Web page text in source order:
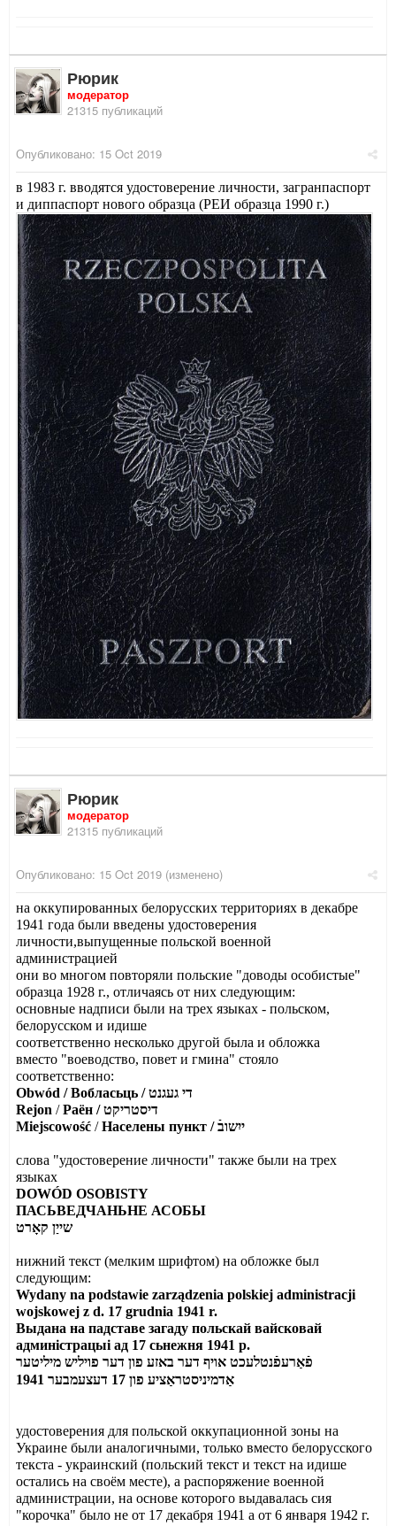
Рюрик
модератор
21315 публикаций
Опубликовано: 15 Oct 2019
в 1983 г. вводятся удостоверение личности, загранпаспорт
и диппаспорт нового образца (РЕИ образца 1990 г.)
Рюрик
модератор
21315 публикаций
Опубликовано: 15 Oct 2019 (изменено)
на оккупированных белорусских территориях в декабре
1941 года были введены удостоверения
личности,выпущенные польской военной
администрацией
они во многом повторяли польские "доводы особистые"
образца 1928 г., отличаясь от них следующим:
основные надписи были на трех языках - польском,
белорусском и идише
соответственно несколько другой была и обложка
вместо "воеводство, повет и гмина" стояло
соответственно:
Obwód / Вобласьць /די געגנט
Rejon /Раён /דיסטריקט
Miejscowość /Населены пункт / ייִשובֿ
слова "удостоверение личности" также были на трех
языках
DOWÓD OSOBISTY
ПАСЬВЕДЧАНЬНЕ АСОБЫ
שייַן קאָרט
нижний текст (мелким шрифтом) на обложке был
следующим:
Wydany na podstawie zarządzenia polskiej administracji
wojskowej z d. 17 grudnia 1941 r.
Выдана на падставе загаду польскай вайсковай
админiстрацыi ад 17 сьнежня 1941 р.
פֿאַרעפֿנטלעכט אויף דער באזע פון דער פויליש מיליטער
אַדמיניסטראַציע פון 17 דעצעמבער
1941
удостоверения для польской оккупационной зоны на
Украине были аналогичными, только вместо белорусского
текста - украинский (польский текст и текст на идише
остались на своём месте), а распоряжение военной
администрации, на основе которого выдавалась сия
"корочка" было не от 17 декабря 1941 а от 6 января 1942 г.